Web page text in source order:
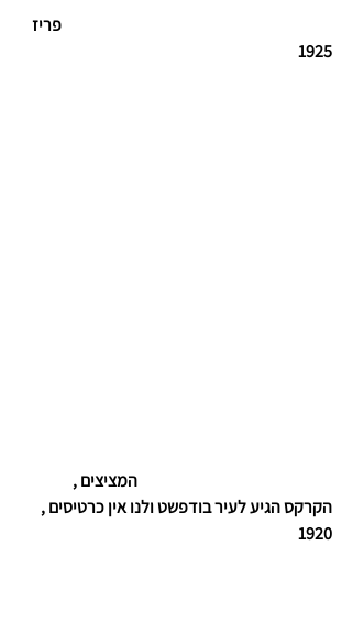
                  פריז
1925
                המציצים ,
הקרקס הגיע לעיר בודפשט ולנו אין כרטיסים ,
1920